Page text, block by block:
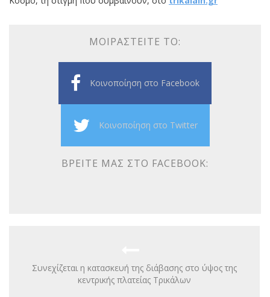
ΜΟΙΡΑΣΤΕΊΤΕ ΤΟ:
Κοινοποίηση στο Facebook
Κοινοποίηση στο Twitter
ΒΡΕΊΤΕ ΜΑΣ ΣΤΟ FACEBOOK:
Συνεχίζεται η κατασκευή της διάβασης στο ύψος της
κεντρικής πλατείας Τρικάλων